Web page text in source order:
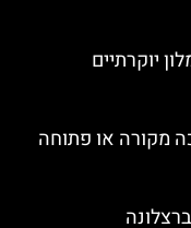
מקורה או פתוחה